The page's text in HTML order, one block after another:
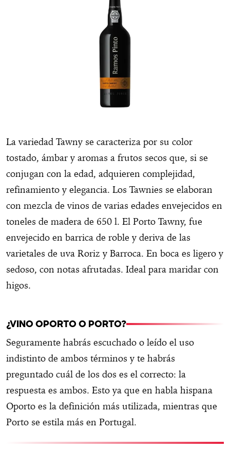
La variedad Tawny se caracteriza por su color
tostado, ámbar y aromas a frutos secos que, si se
conjugan con la edad, adquieren complejidad,
refinamiento y elegancia. Los Tawnies se elaboran
con mezcla de vinos de varias edades envejecidos en
toneles de madera de 650 l. El Porto Tawny, fue
envejecido en barrica de roble y deriva de las
varietales de uva Roriz y Barroca. En boca es ligero y
sedoso, con notas afrutadas. Ideal para maridar con
higos.
¿VINO OPORTO O PORTO?
Seguramente habrás escuchado o leído el uso
indistinto de ambos términos y te habrás
preguntado cuál de los dos es el correcto: la
respuesta es ambos. Esto ya que en habla hispana
Oporto es la definición más utilizada, mientras que
Porto se estila más en Portugal.